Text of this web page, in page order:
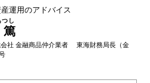
運用のアドバイス
し
会社 金融商品仲介業者 東海財務局長（金